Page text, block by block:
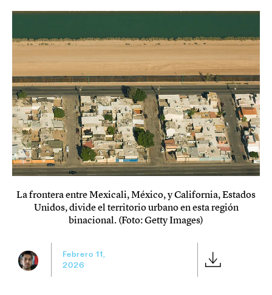
La frontera entre Mexicali, México, y California, Estados
Unidos, divide el territorio urbano en esta región
binacional. (Foto: Getty Images)
Febrero 11,
2026